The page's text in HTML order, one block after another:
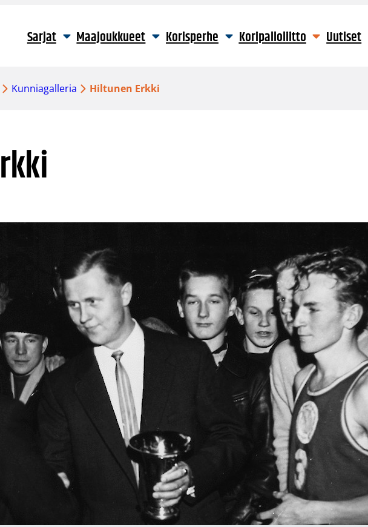
Sarjat Maajoukkueet Korisperhe Koripalloliitto Uutiset
Kunniagalleria Hiltunen Erkki